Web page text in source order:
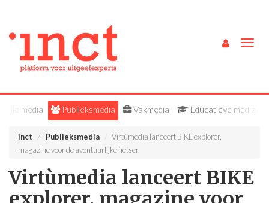
Alle media Publieksmedia Vakmedia Educatieve media
inct Publieksmedia
Virtùmedia lanceert BIKE explorer,
magazine voor de avontuurlijke fietser
Virtùmedia lanceert BIKE